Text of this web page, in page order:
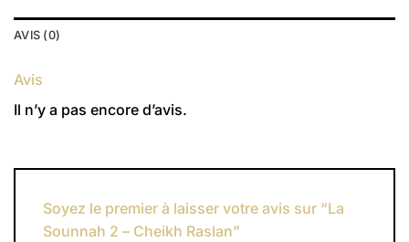
AVIS (0)
Avis
Il n’y a pas encore d’avis.
Soyez le premier à laisser votre avis sur “La
Sounnah 2 – Cheikh Raslan”